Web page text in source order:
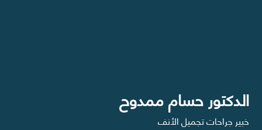
الدكتور حسام ممدوح
خبير جراحات تجميل الأنف